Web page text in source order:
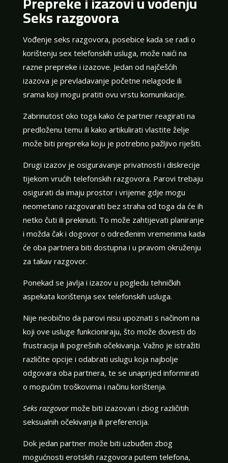
Seks razgovora
Vođenje seks razgovora, posebice kada se radi o
korištenju sex telefonskih usluga, može naići na
razne prepreke i izazove. Jedan od najčešćih
izazova je prevladavanje početne nelagode ili
srama koji mogu pratiti ovu vrstu komunikacije.
Zabrinutost oko toga kako će partner reagirati na
predloženu temu ili kako artikulirati vlastite želje
može biti prepreka koju je potrebno pažljivo riješiti.
Drugi izazov je osiguravanje privatnosti i diskrecije
tijekom vrućih telefonskih razgovora. Parovi trebaju
osigurati da imaju prostor i vrijeme gdje mogu
neometano razgovarati bez straha od toga da će ih
netko čuti ili prekinuti. To može zahtijevati planiranje
i možda čak i dogovor o određenim vremenima kada
će oba partnera biti dostupna i u pravom okruženju
za takav razgovor.
Ponekad se javlja i izazov u pogledu tehničkih
aspekata korištenja sex telefonskih usluga.
Nije neobično da parovi nisu upoznati s načinom na
koji ove usluge funkcioniraju, što može dovesti do
frustracija ili pogrešnih očekivanja. Važno je istražiti
različite opcije i odabrati uslugu koja najbolje
odgovara oba partnera, te se unaprijed informirati
o mogućim troškovima i načinu korištenja.
Seks razgovormože biti izazovan i zbog različitih
seksualnih očekivanja ili preferencija.
Dok jedan partner može biti uzbuđen zbog
mogućnosti erotskih razgovora putem telefona,